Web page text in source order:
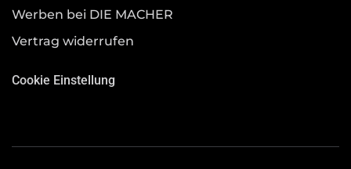
Werben bei DIE MACHER
Vertrag widerrufen
Cookie Einstellung